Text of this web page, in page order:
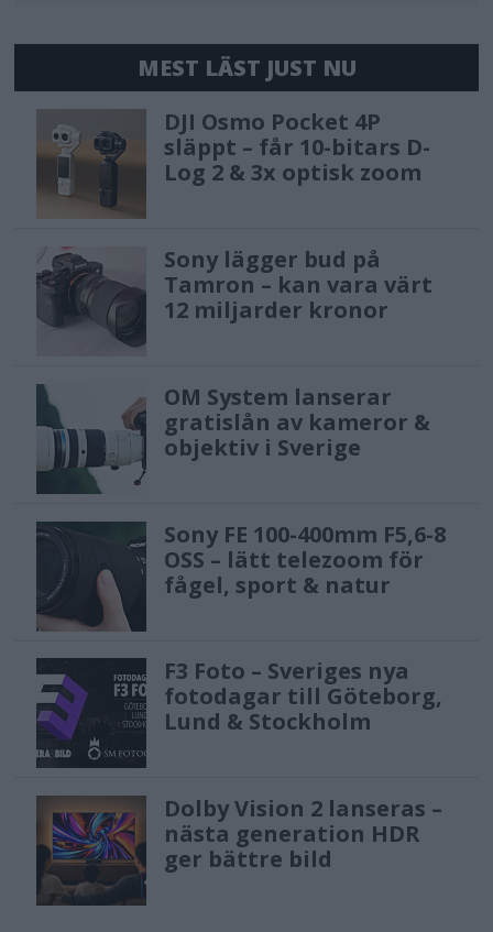
MEST LÄST JUST NU
DJI Osmo Pocket 4P
släppt – får 10-bitars D-
Log 2 & 3x optisk zoom
Sony lägger bud på
Tamron – kan vara värt
12 miljarder kronor
OM System lanserar
gratislån av kameror &
objektiv i Sverige
Sony FE 100-400mm F5,6-8
OSS – lätt telezoom för
fågel, sport & natur
F3 Foto – Sveriges nya
fotodagar till Göteborg,
Lund & Stockholm
Dolby Vision 2 lanseras –
nästa generation HDR
ger bättre bild